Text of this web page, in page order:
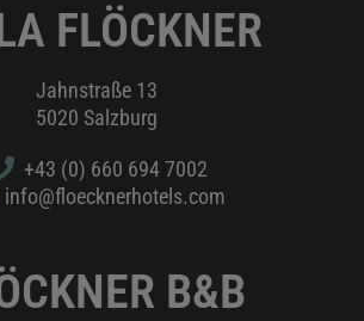
FLÖCKNER
Jahnstraße 13
5020 Salzburg
+43 (0) 660 694 7002
info@floecknerhotels.com
B&B